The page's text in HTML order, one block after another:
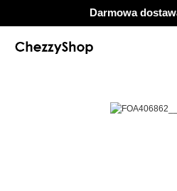
Darmowa